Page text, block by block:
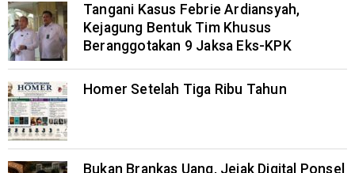
Tangani Kasus Febrie Ardiansyah,
Kejagung Bentuk Tim Khusus
Beranggotakan 9 Jaksa Eks-KPK
Homer Setelah Tiga Ribu Tahun
Bukan Brankas Uang, Jejak Digital Ponsel